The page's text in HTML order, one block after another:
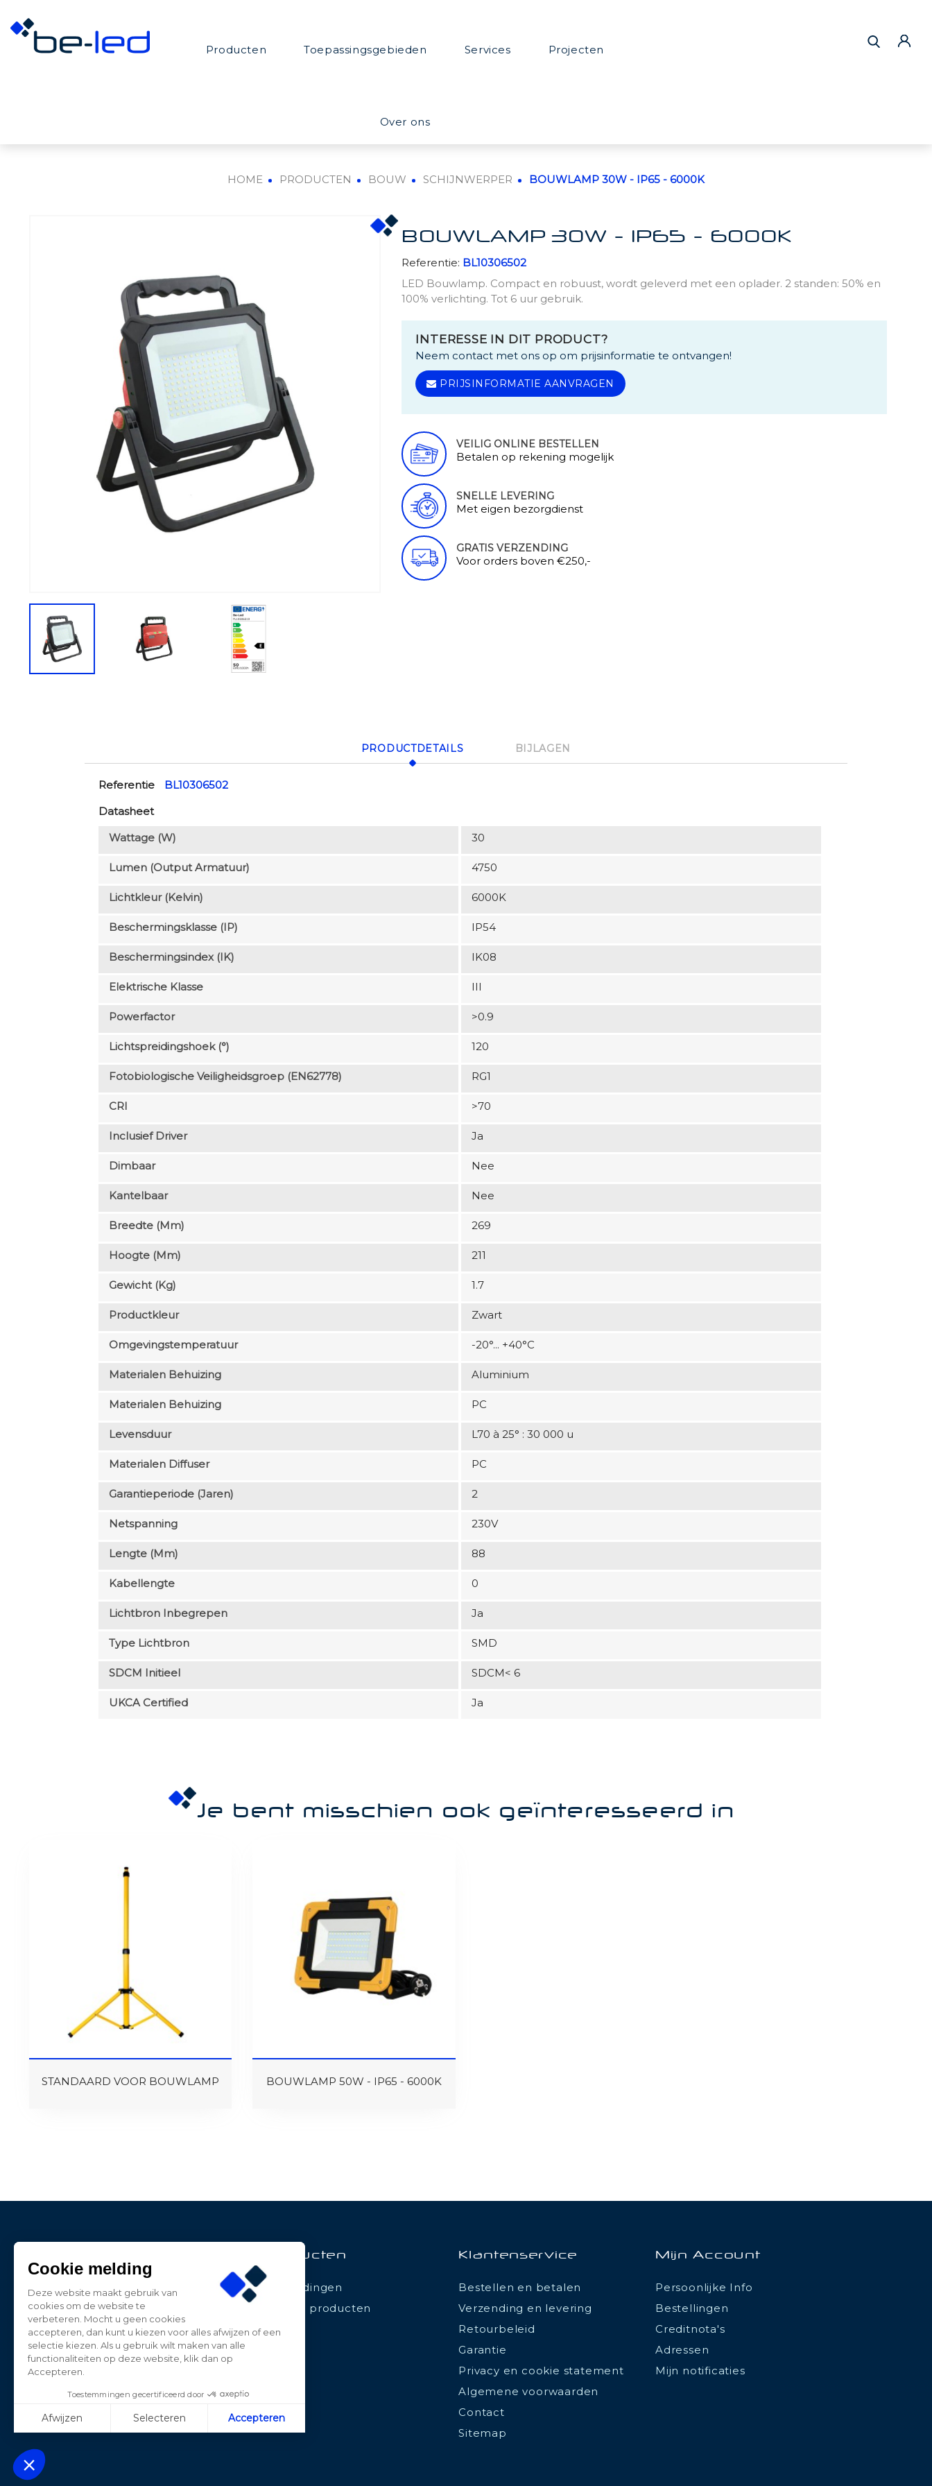
Producten Toepassingsgebieden Services Projecten
Over ons
HOME PRODUCTEN BOUW SCHIJNWERPER BOUWLAMP 30W - IP65 - 6000K
BOUWLAMP 30W - IP65 - 6000K
Referentie: BL10306502
LED Bouwlamp. Compact en robuust, wordt geleverd met een oplader. 2 standen: 50% en
100% verlichting. Tot 6 uur gebruik.
INTERESSE IN DIT PRODUCT?
Neem contact met ons op om prijsinformatie te ontvangen!
PRIJSINFORMATIE AANVRAGEN
VEILIG ONLINE BESTELLEN
Betalen op rekening mogelijk
SNELLE LEVERING
Met eigen bezorgdienst
GRATIS VERZENDING
Voor orders boven €250,-
PRODUCTDETAILS BIJLAGEN
Referentie
BL10306502
Datasheet
Wattage (W)
30
Lumen (output Armatuur) 4750
Lichtkleur (Kelvin) 6000K
Beschermingsklasse (IP) IP54
Beschermingsindex (IK) IK08
Elektrische Klasse III
Powerfactor >0.9
Lichtspreidingshoek (°) 120
Fotobiologische Veiligheidsgroep (EN62778) RG1
CRI >70
Inclusief Driver Ja
Dimbaar Nee
Kantelbaar Nee
Breedte (mm) 269
Hoogte (mm) 211
Gewicht (kg) 1.7
Productkleur Zwart
Omgevingstemperatuur -20°... +40°C
Materialen Behuizing Aluminium
Materialen Behuizing PC
Levensduur L70 à 25° : 30 000 u
Materialen Diffuser PC
Garantieperiode (jaren) 2
Netspanning 230V
Lengte (mm) 88
Kabellengte 0
Lichtbron Inbegrepen Ja
Type Lichtbron SMD
SDCM Initieel SDCM< 6
UKCA Certified Ja
Je bent misschien ook geïnteresseerd in
STANDAARD VOOR BOUWLAMP BOUWLAMP 50W - IP65 - 6000K
Dwarsweg 27
3181 HP Rozenburg
Nederland
contact@beledpro.nl
Producten
Aanbiedingen
Nieuwe producten
Klantenservice
Bestellen en betalen
Verzending en levering
Retourbeleid
Garantie
Privacy en cookie statement
Algemene voorwaarden
Contact
Sitemap
Mijn Account
Persoonlijke Info
Bestellingen
Creditnota's
Adressen
Mijn notificaties
Cookie melding
Deze website maakt gebruik van
cookies om de website te
verbeteren. Mocht u geen cookies
accepteren, dan kunt u kiezen voor alles afwijzen of een
selectie kiezen. Als u gebruik wilt maken van alle
functionaliteiten op deze website, klik dan op
Accepteren.
Toestemmingen gecertificeerd door
Afwijzen Selecteren Accepteren
Notre plateforme vous permet d'adapter et de gérer vos paramètres de confidentialité, en garantissant la conformité avec les réglementations. Personnalisez vos préférences pour contrôler la manière